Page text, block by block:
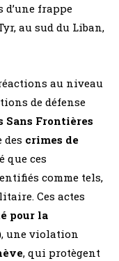
d’une frappe
au sud du Liban,
au niveau
de défense
Sans Frontières
des crimes de
que ces
comme tels,
Ces actes
pour la
, une violation
, qui protègent